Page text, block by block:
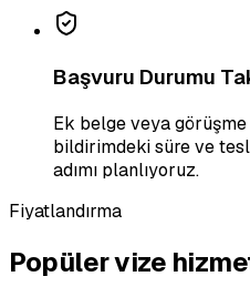
Başvuru Durumu
Ek belge veya
bildirimdeki süre ve
adımı planlıyoruz.
Fiyatlandırma
Popüler vize